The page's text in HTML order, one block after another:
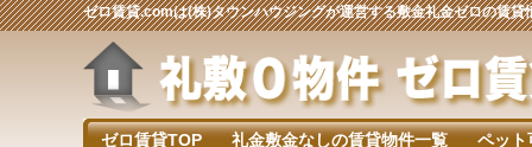
ゼロ賃貸.comは(株)タウンハウジングが運営する敷金礼金ゼロの賃貸
ゼロ賃貸TOP 礼金敷金なしの賃貸物件一覧 ペット